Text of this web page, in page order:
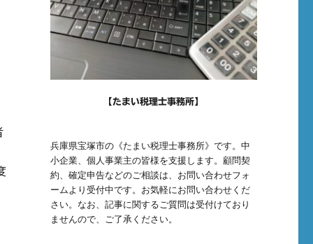
【たまい税理士事務所】
兵庫県宝塚市の《たまい税理士事務所》です。中
小企業、個人事業主の皆様を支援します。顧問契
約、確定申告などのご相談は、お問い合わせフォ
ームより受付中です。お気軽にお問い合わせくだ
さい。なお、記事に関するご質問は受付けており
ませんので、ご了承ください。